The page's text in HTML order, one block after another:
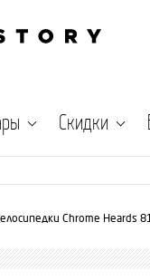
Скидки
Chrome Heards